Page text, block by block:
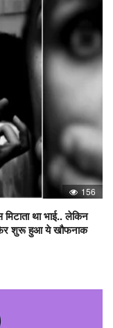
156
था भाई.. लेकिन
शुरू हुआ ये खौफनाक